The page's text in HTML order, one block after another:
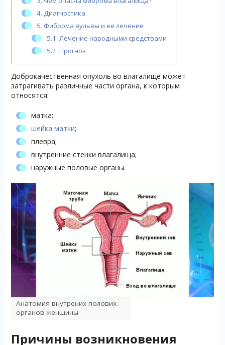
4. Диагностика
5. Фиброма вульвы и её лечение
5.1. Лечение народными средствами
5.2. Прогноз
Доброкачественная опухоль во влагалище может
затрагивать различные части органа, к которым
относятся:
матка;
шейка матки;
плевра;
внутренние стенки влагалища;
наружные половые органы.
Анатомия внутрених полових
органов женщины
Причины возникновения